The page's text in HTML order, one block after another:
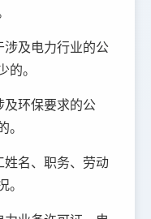
涉及电力行业的公
。
及环保要求的公
姓名、职务、劳动